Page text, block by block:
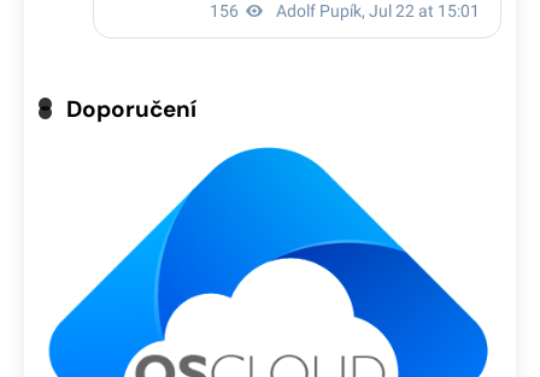
Doporučení